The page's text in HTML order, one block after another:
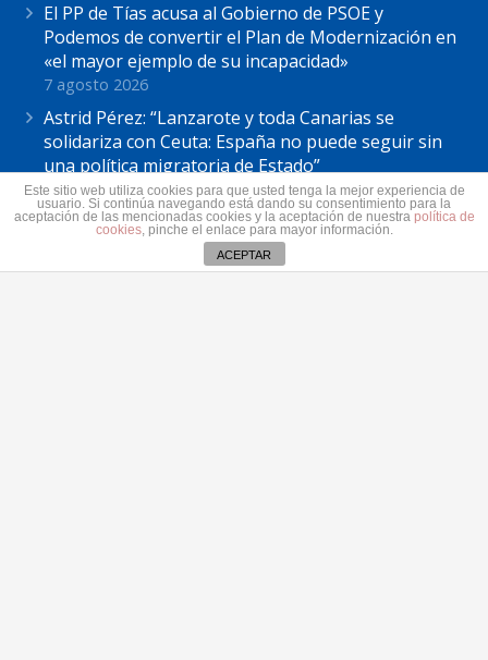
El PP de Tías acusa al Gobierno de PSOE y
Podemos de convertir el Plan de Modernización en
«el mayor ejemplo de su incapacidad»
7 agosto 2026
Astrid Pérez: “Lanzarote y toda Canarias se
solidariza con Ceuta: España no puede seguir sin
una política migratoria de Estado”
31 julio 2026
Contacto
Este sitio web utiliza cookies para que usted tenga la mejor experiencia de
usuario. Si continúa navegando está dando su consentimiento para la
aceptación de las mencionadas cookies y la aceptación de nuestra política de
cookies, pinche el enlace para mayor información.
ACEPTAR